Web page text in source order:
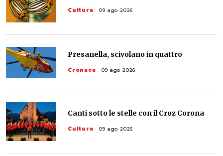
Cultura 09 ago 2026
Presanella, scivolano in quattro
Cronaca 09 ago 2026
Canti sotto le stelle con il Croz Corona
Cultura 09 ago 2026